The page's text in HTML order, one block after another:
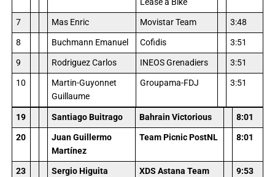
Lease a Bike
7
Mas Enric Movistar Team
3:48
8
Buchmann Emanuel Cofidis
3:51
9
Rodriguez Carlos INEOS Grenadiers
3:51
10
Martin-Guyonnet
Guillaume
Groupama-FDJ 3:51
19 Santiago Buitrago Bahrain Victorious
8:01
20
Juan Guillermo
Martínez
Team Picnic PostNL 8:01
23 Sergio Higuita XDS Astana Team
9:53